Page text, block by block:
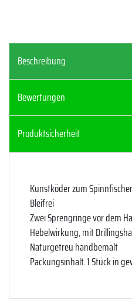
Beschreibung
Bewertungen
Produktsicherheit
Kunstköder zum
Bleifrei
Zwei Sprengringe vor dem
Hebelwirkung, mit
Naturgetreu handbemalt
Packungsinhalt. 1 Stück in